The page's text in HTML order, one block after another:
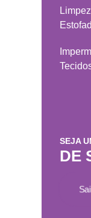
SEJA
DE